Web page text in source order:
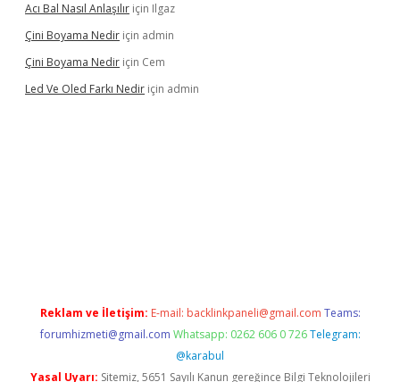
Acı Bal Nasıl Anlaşılır için Ilgaz
Çini Boyama Nedir için admin
Çini Boyama Nedir için Cem
Led Ve Oled Farkı Nedir için admin
Reklam ve İletişim: E-mail: backlinkpaneli@gmail.com Teams:
forumhizmeti@gmail.com Whatsapp: 0262 606 0 726 Telegram:
@karabul
Yasal Uyarı: Sitemiz, 5651 Sayılı Kanun gereğince Bilgi Teknolojileri